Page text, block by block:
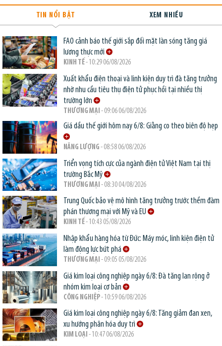
TIN NỔI BẬT XEM NHIỀU
FAO cảnh báo thế giới sắp đối mặt làn sóng tăng giá
lương thực mới
KINH TẾ- 10:29 06/08/2026
Xuất khẩu điện thoại và linh kiện duy trì đà tăng trưởng
nhờ nhu cầu tiêu thụ điện tử phục hồi tại nhiều thị
trường lớn
THƯƠNG MẠI - 09:06 06/08/2026
Giá dầu thế giới hôm nay 6/8: Giằng co theo biên độ hẹp
NĂNG LƯỢNG - 08:58 06/08/2026
Triển vọng tích cực của ngành điện tử Việt Nam tại thị
trường Bắc Mỹ
THƯƠNG MẠI - 08:30 04/08/2026
Trung Quốc bảo vệ mô hình tăng trưởng trước thềm đàm
phán thương mại với Mỹ và EU
KINH TẾ- 10:43 05/08/2026
Nhập khẩu hàng hóa từ Đức: Máy móc, linh kiện điện tử
làm động lực bứt phá
THƯƠNG MẠI - 09:05 05/08/2026
Giá kim loại công nghiệp ngày 6/8: Đà tăng lan rộng ở
nhóm kim loại cơ bản
CÔNG NGHIỆP- 10:59 06/08/2026
Giá kim loại công nghiệp ngày 6/8: Tăng giảm đan xen,
xu hướng phân hóa duy trì
KIM LOẠI - 10:47 06/08/2026